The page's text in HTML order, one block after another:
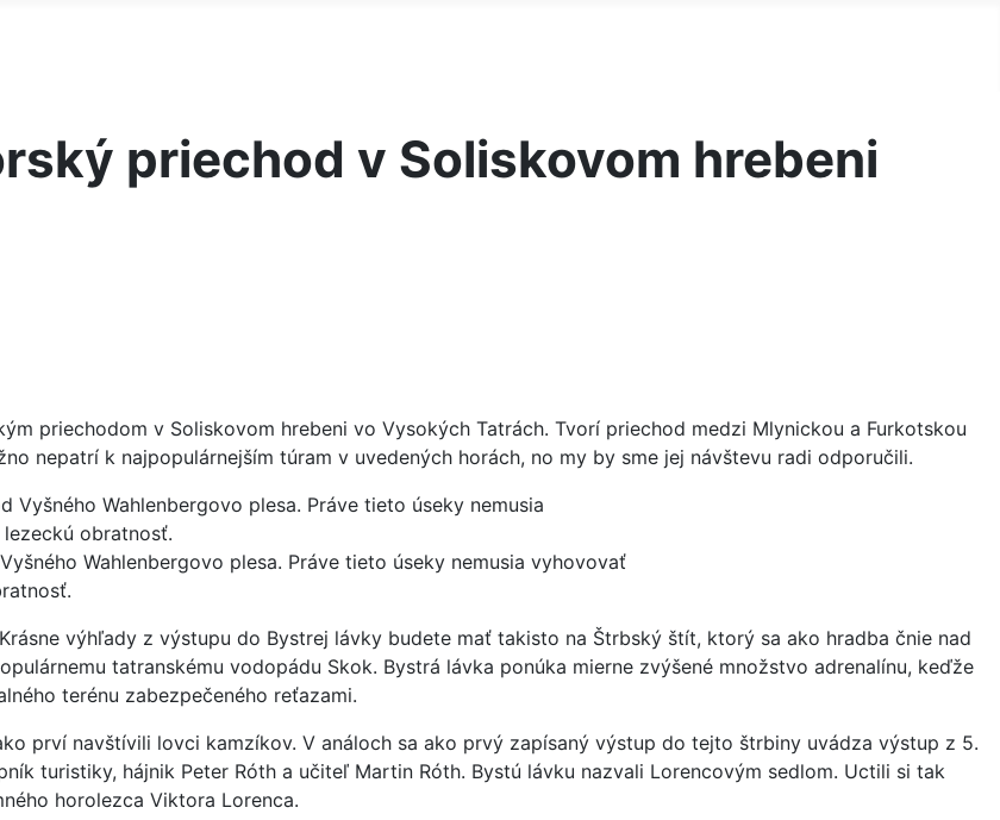
priechod v Soliskovom hrebeni
priechodom v Soliskovom hrebeni vo Vysokých Tatrách. Tvorí priechod medzi Mlynickou a Furkotskou
nepatrí k najpopulárnejším túram v uvedených horách, no my by sme jej návštevu radi odporučili.
Wahlenbergovo plesa. Práve tieto úseky nemusia vyhovovať
výhľady z výstupu do Bystrej lávky budete mať takisto na Štrbský štít, ktorý sa ako hradba čnie nad
tatranskému vodopádu Skok. Bystrá lávka ponúka mierne zvýšené množstvo adrenalínu, keďže
terénu zabezpečeného reťazami.
prví navštívili lovci kamzíkov. V análoch sa ako prvý zapísaný výstup do tejto štrbiny uvádza výstup z 5.
turistiky, hájnik Peter Róth a učiteľ Martin Róth. Bystú lávku nazvali Lorencovým sedlom. Uctili si tak
horolezca Viktora Lorenca.